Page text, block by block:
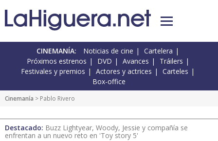
CINEMANÍA: Noticias de cine
Cartelera
Próximos estrenos
DVD Avances
Tráilers
Festivales y premios
Actores y actrices
Carteles
Box-office
Cinemanía > Pablo Rivero
Destacado: Buzz Lightyear, Woody, Jessie y compañía se
enfrentan a un nuevo reto en 'Toy story 5'